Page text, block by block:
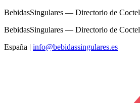
BebidasSingulares — Directorio de
BebidasSingulares — Directorio de
España | info@bebidassingulares.es